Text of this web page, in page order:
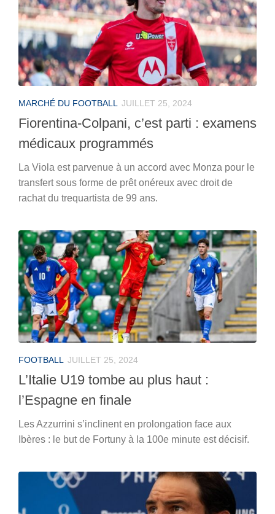
MARCHÉ DU FOOTBALL JUILLET 25, 2024
Fiorentina-Colpani, c’est parti : examens
médicaux programmés
La Viola est parvenue à un accord avec Monza pour le
transfert sous forme de prêt onéreux avec droit de
rachat du trequartista de 99 ans.
FOOTBALL JUILLET 25, 2024
L’Italie U19 tombe au plus haut :
l’Espagne en finale
Les Azzurrini s’inclinent en prolongation face aux
Ibères : le but de Fortuny à la 100e minute est décisif.